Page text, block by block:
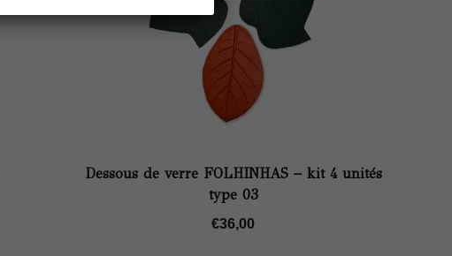
Dessous de verre FOLHINHAS – kit 4 unités
type 03
€36,00